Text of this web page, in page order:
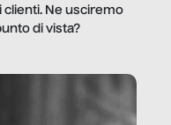
clienti. Ne usciremo
di vista?